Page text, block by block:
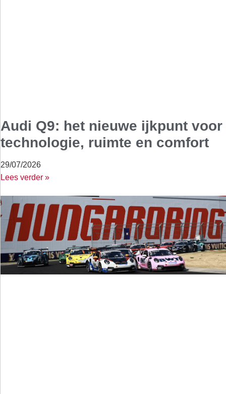
Audi Q9: het nieuwe ijkpunt voor
technologie, ruimte en comfort
29/07/2026
Lees verder »